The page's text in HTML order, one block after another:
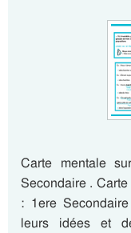
Carte mentale
Secondaire .
: 1ere
leurs idées et